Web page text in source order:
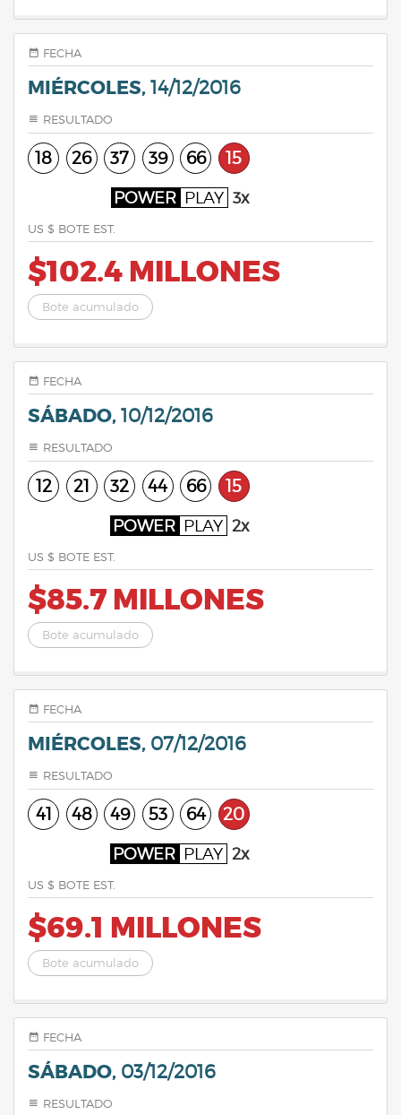
FECHA
MIÉRCOLES, 14/12/2016
RESULTADO
18 26 37 39 66 15
POWER PLAY 3x
US $ BOTE EST.
$102.4 MILLONES
Bote acumulado
FECHA
SÁBADO, 10/12/2016
RESULTADO
12 21 32 44 66 15
POWER PLAY 2x
US $ BOTE EST.
$85.7 MILLONES
Bote acumulado
FECHA
MIÉRCOLES, 07/12/2016
RESULTADO
41 48 49 53 64 20
POWER PLAY 2x
US $ BOTE EST.
$69.1 MILLONES
Bote acumulado
FECHA
SÁBADO, 03/12/2016
RESULTADO